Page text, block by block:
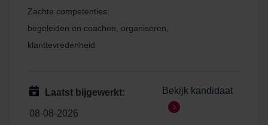
Zachte competenties:
begeleiden en coachen, organiseren,
klanttevredenheid
Laatst bijgewerkt:
08-08-2026
Bekijk kandidaat